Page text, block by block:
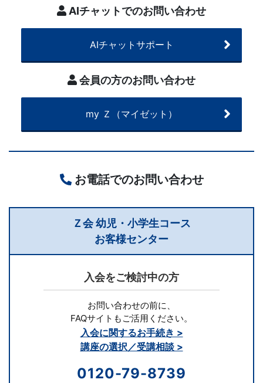
ま
AIチャットでのお問い合わせ
AIチャットサポート
会員の方のお問い合わせ
my Ｚ（マイゼット）
お電話でのお問い合わせ
Ｚ会 幼児・小学生コース
お客様センター
入会をご検討中の方
お問い合わせの前に、
FAQサイトもご活用ください。
入会に関するお手続き >
講座の選択／受講相談 >
0120-79-8739